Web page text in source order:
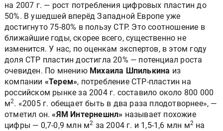
на 2007 г. — рост потребления цифровых пластин до
50%. В ушедшей вперёд Западной Европе уже
достигнуто 75-80% в пользу CTP. Это соотношение в
ближайшие годы, скорее всего, существенно не
изменится. У нас, по оценкам экспертов, в этом году
доля CTP пластин достигла 20% — потенциал роста
очевиден. По мнению Михаила Шпилькина из
компании «Терем», потребление СТР-пластин на
российском рынке за 2004 г. составило около 800 000
м2. «2005 г. обещает быть в два раза плодотворнее», —
отметил он.«ЯМ Интернешнл» называет похожие
цифры — 0,7-0,9 млн м2 за 2004 г. и 1,5-1,6 млн м2 на